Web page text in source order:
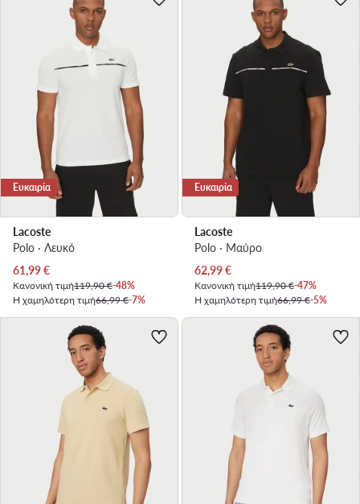
Ευκαιρία
Lacoste
Polo · Λευκό
Τρέχουσα τιμή
61,99€
Κανονική τιμή119,90 €-48%
Η χαμηλότερη τιμή66,99 €-7%
Ευκαιρία
Lacoste
Polo · Μαύρο
Τρέχουσα τιμή
62,99€
Κανονική τιμή119,90 €-47%
Η χαμηλότερη τιμή66,99 €-5%